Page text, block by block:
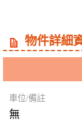
物件詳細
車位/備註
無